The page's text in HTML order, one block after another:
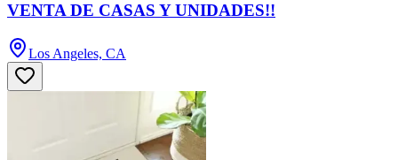
VENTA DE CASAS Y UNIDADES!!
Los Angeles, CA